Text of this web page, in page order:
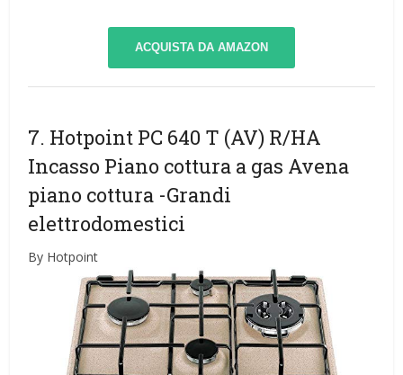
ACQUISTA DA AMAZON
7. Hotpoint PC 640 T (AV) R/HA
Incasso Piano cottura a gas Avena
piano cottura -Grandi
elettrodomestici
By Hotpoint